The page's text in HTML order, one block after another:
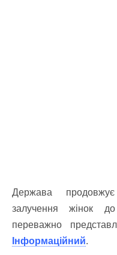
Держава
залучення жінок
переважно
Інформаційний.